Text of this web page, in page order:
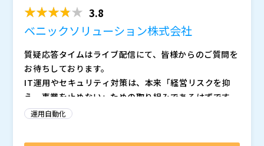
れる可能性があります。
3.8
ベニックソリューション株式会社
質疑応答タイムはライブ配信にて、皆様からのご質問を
お待ちしております。
IT運用やセキュリティ対策は、本来「経営リスクを抑
え、事業を止めない」ための取り組みであるはずです。
しかし現場では、ツールやアラートが増え続ける一方
運用自動化